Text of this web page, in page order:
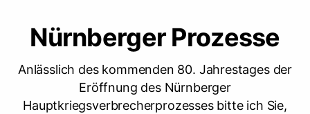
Nürnberger Prozesse
Anlässlich des kommenden 80. Jahrestages der
Eröffnung des Nürnberger
Hauptkriegsverbrecherprozesses bitte ich Sie,